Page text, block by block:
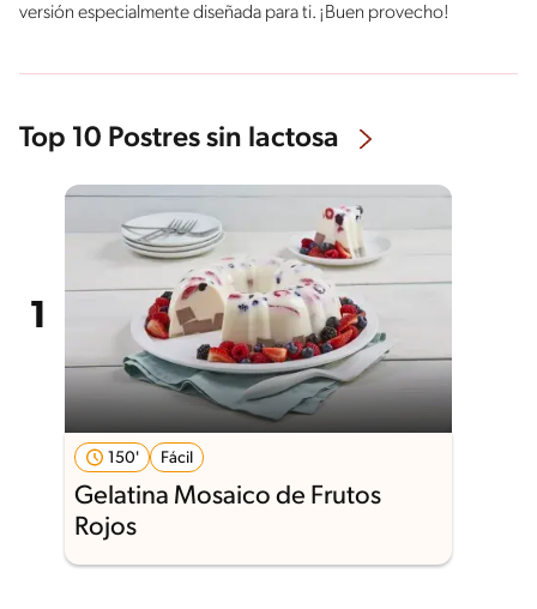
versión especialmente diseñada para ti. ¡Buen provecho!
Top 10 Postres sin lactosa
150' Fácil
Gelatina Mosaico de Frutos
Rojos